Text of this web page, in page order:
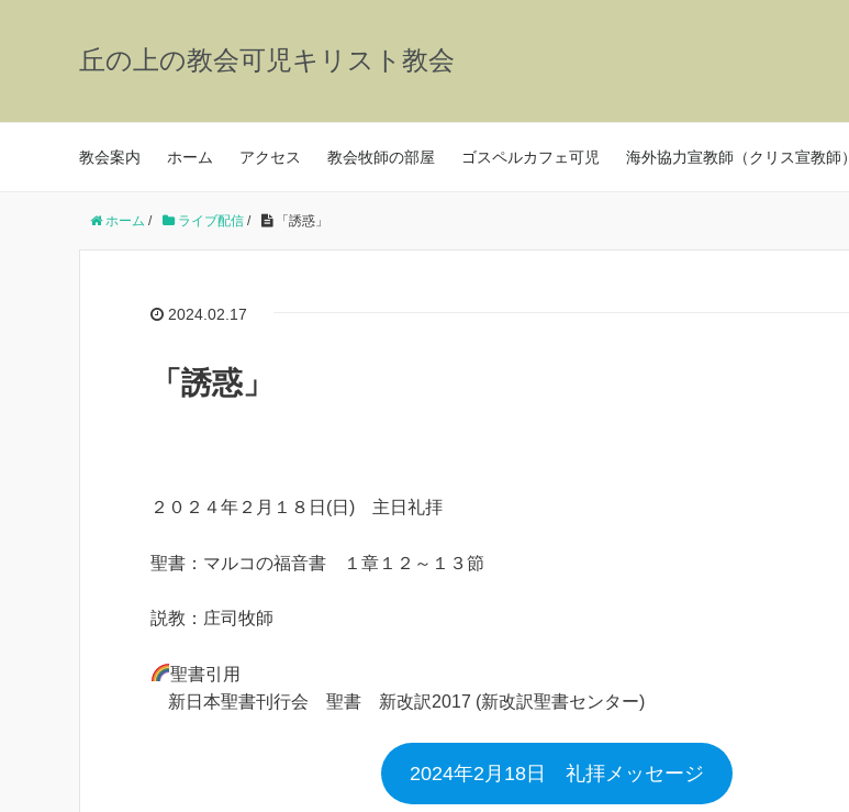
丘の上の教会可児キリスト教会
教会案内 ホーム アクセス 教会牧師の部屋 ゴスペルカフェ可児 海外協力宣教師（クリス宣教師）
ホーム / ライブ配信 / 「誘惑」
2024.02.17
「誘惑」
２０２４年２月１８日(日) 主日礼拝
聖書：マルコの福音書 １章１２～１３節
説教：庄司牧師
聖書引用
新日本聖書刊行会 聖書 新改訳2017 (新改訳聖書センター)
2024年2月18日 礼拝メッセージ